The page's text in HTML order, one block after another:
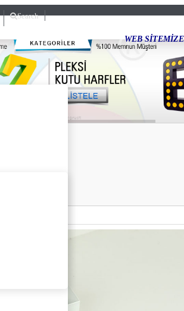
Search
WEB SİTEMİZE HOŞ